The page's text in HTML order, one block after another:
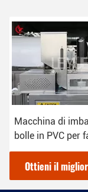
Macchina di
bolle in PVC per
3.8KW
Ottieni il